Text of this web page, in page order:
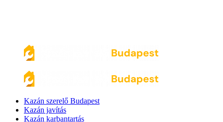
Kazán szerelő Budapest
Kazán javítás
Kazán karbantartás